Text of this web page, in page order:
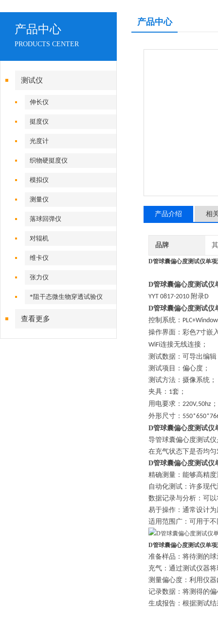
产品中心
PRODUCTS CENTER
测试仪
伸长仪
挺度仪
光度计
织物硬挺度仪
模拟仪
测量仪
落球回弹仪
对辊机
维卡仪
张力仪
*阻干态微生物穿透试验仪
查看更多
产品中心
产品介绍 相
品牌
D管球囊偏心度测试仪单
D管球囊偏心度测试仪
YYT 0817-2010 附录D
D管球囊偏心度测试仪
控制系统：
操作界面：彩色7寸嵌
WiFi连接无线连接；
测试数据：可导出编辑
测试项目：偏心度；
测试方法：摄像系统；
夹具： 1套；
用电要求： 220V,50hz ；
外形尺寸：
D管球囊偏心度测试仪
导管球囊偏心度测试
在充气状态下是否均
D管球囊偏心度测试仪
精确测量：能够高精
自动化测试：许多现
数据记录与分析：可
易于操作：通常设计
适用范围广：可用于
D管球囊偏心度测试仪单
准备样品：将待测的
充气：通过测试仪器
测量偏心度：利用仪
记录数据：将测得的
生成报告：根据测试